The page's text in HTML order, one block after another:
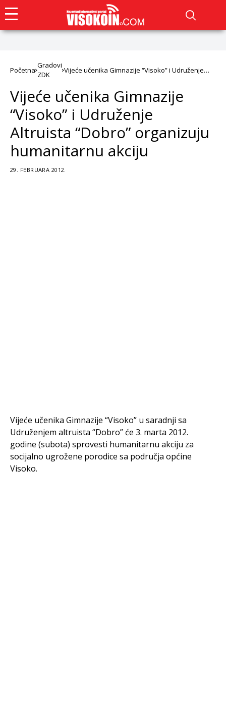
Početna
Gradovi
ZDK
Vijeće učenika Gimnazije “Visoko” i Udruženje
Vijeće učenika Gimnazije
“Visoko” i Udruženje
Altruista “Dobro” organizuju
humanitarnu akciju
29. FEBRUARA 2012.
Vijeće učenika Gimnazije “Visoko” u saradnji sa
Udruženjem altruista “Dobro” će 3. marta 2012.
godine (subota) sprovesti humanitarnu akciju za
socijalno ugrožene porodice sa područja općine
Visoko.